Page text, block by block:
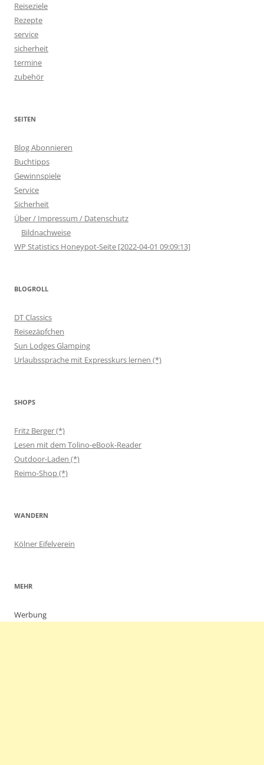
Reiseziele
Rezepte
service
sicherheit
termine
zubehör
SEITEN
Blog Abonnieren
Buchtipps
Gewinnspiele
Service
Sicherheit
Über / Impressum / Datenschutz
Bildnachweise
WP Statistics Honeypot-Seite [2022-04-01 09:09:13]
BLOGROLL
DT Classics
Reisezäpfchen
Sun Lodges Glamping
Urlaubssprache mit Expresskurs lernen (*)
SHOPS
Fritz Berger (*)
Lesen mit dem Tolino-eBook-Reader
Outdoor-Laden (*)
Reimo-Shop (*)
WANDERN
Kölner Eifelverein
MEHR
Werbung